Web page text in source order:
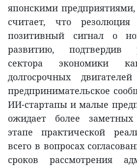
японскими
считает, что
позитивный сигнал о
развитию, подтвердив
сектора экономики
долгосрочных
предпринимательское
ИИ-стартапы и малые
ожидает более
этапе практической
всего в вопросах
сроков рассмотрения